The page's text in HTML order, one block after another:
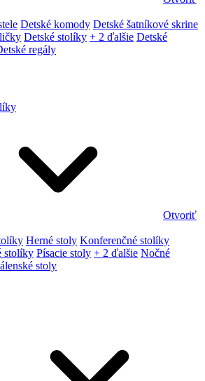
Detské komody Detské šatníkové skrine
Detské stolíky + 2 ďalšie Detské
regály
Otvoriť
Herné stoly Konferenčné stolíky
stolíky Písacie stoly + 2 ďalšie Nočné
stoly